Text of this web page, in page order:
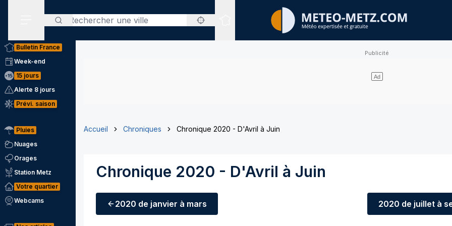
Rechercher
Sites expertisés
Bulletin France
Week-end
15 jours
Alerte 8 jours
Prévi. saison
Pluies
Nuages
Orages
Station Metz
Votre quartier
Webcams
Accueil Chroniques Chronique 2020 - D'Avril à Juin
Chronique 2020 - D'Avril à Juin
2020 de janvier à mars 2020 de juillet à